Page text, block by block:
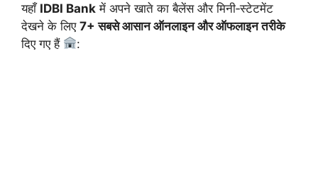
यहाँ IDBI Bank में अपने खाते का बैलेंस और मिनी‑स्टेटमेंट
देखने के लिए 7+ सबसे आसान ऑनलाइन और ऑफलाइन तरीके
दिए गए हैं
: